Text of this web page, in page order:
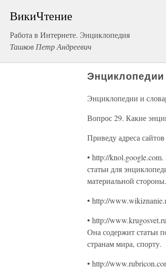
ВикиЧтение
Работа в Интернете. Энциклопедия
Ташков Петр Андреевич
Энциклопедии и
Вопрос 29. Какие
Приведу адреса
• http://
статьи для
материальной стороны.
• http://
• http://
Она содержит статьи
странам мира, спорту.
• http://